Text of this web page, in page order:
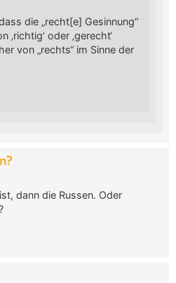
die „recht[e] Gesinnung“
oder ‚gerecht‘
von „rechts“ im Sinne der
dann die Russen. Oder